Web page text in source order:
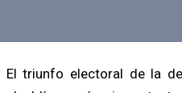
El triunfo electoral de la